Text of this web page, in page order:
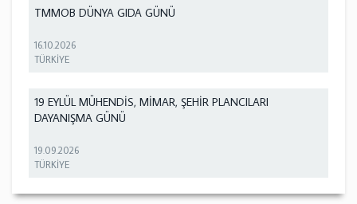
TMMOB DÜNYA GIDA GÜNÜ
16.10.2026
TÜRKİYE
19 EYLÜL MÜHENDİS, MİMAR, ŞEHİR PLANCILARI
DAYANIŞMA GÜNÜ
19.09.2026
TÜRKİYE